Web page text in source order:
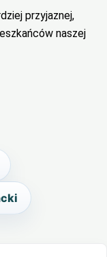
przyjaznej,
naszej